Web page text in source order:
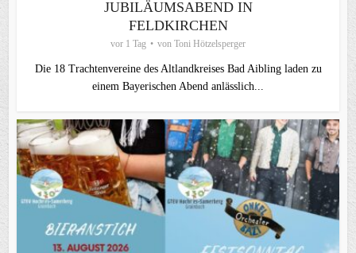
JUBILÄUMSABEND IN
FELDKIRCHEN
vor 1 Tag von Toni Hötzelsperger
Die 18 Trachtenvereine des Altlandkreises Bad Aibling laden zu
einem Bayerischen Abend anlässlich...